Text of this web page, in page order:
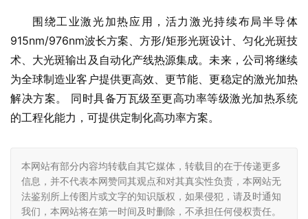
围绕工业激光加热应用，活力激光持续布局半导体
915nm/976nm波长方案、方形/矩形光斑设计、匀化光斑技
术、大光斑输出及自动化产线热源集成。未来，公司将继续
为全球制造业客户提供更高效、更节能、更稳定的激光加热
解决方案。 同时具备万瓦级至更高功率等级激光加热系统
的工程化能力，可提供定制化高功率方案。
本网站有部分内容均转载自其它媒体，转载目的在于传递更多
信息，并不代表本网赞同其观点和对其真实性负责，本网站无
法鉴别所上传图片或文字的知识版权，如果侵犯，请及时通知
我们，本网站将在第一时间及时删除，不承担任何侵权责任。